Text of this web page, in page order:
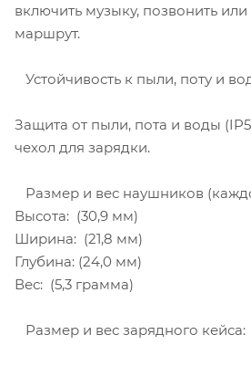
включить музыку, позвонить
маршрут.
Устойчивость к пыли, поту и
Защита от пыли, пота и воды
чехол для зарядки.
Размер и вес наушников
Высота: (30,9 мм)
Ширина: (21,8 мм)
Глубина: (24,0 мм)
Вес: (5,3 грамма)
Размер и вес зарядного кейса: